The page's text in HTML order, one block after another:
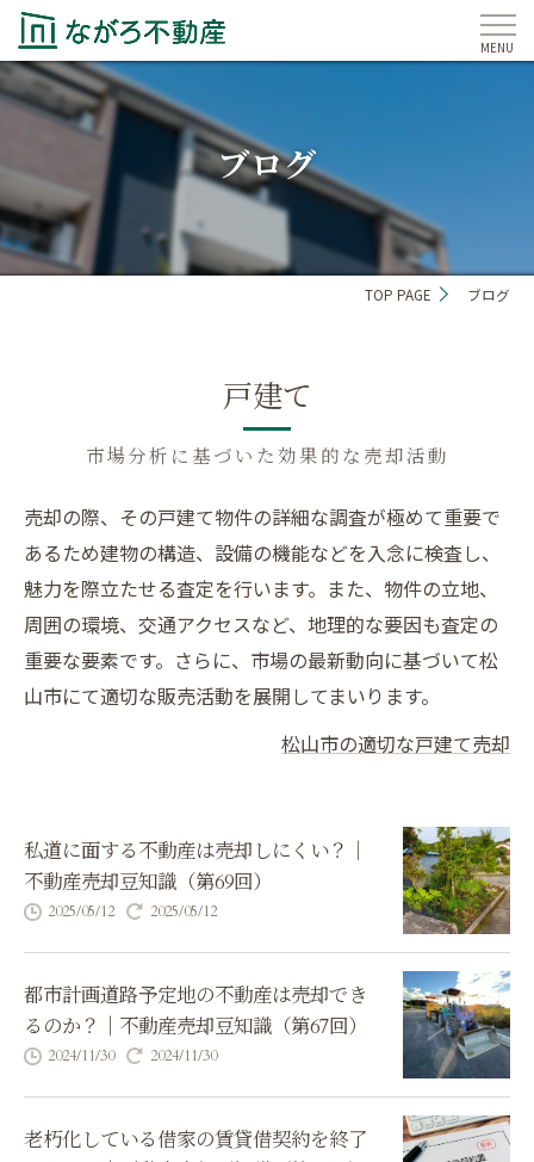
ブログ
TOP PAGE ブログ
戸建て
市場分析に基づいた効果的な売却活動
売却の際、その戸建て物件の詳細な調査が極めて重要で
あるため建物の構造、設備の機能などを入念に検査し、
魅力を際立たせる査定を行います。また、物件の立地、
周囲の環境、交通アクセスなど、地理的な要因も査定の
重要な要素です。さらに、市場の最新動向に基づいて松
山市にて適切な販売活動を展開してまいります。
松山市の適切な戸建て売却
私道に面する不動産は売却しにくい？｜
不動産売却豆知識（第69回）
2025/05/12 2025/05/12
都市計画道路予定地の不動産は売却でき
るのか？｜不動産売却豆知識（第67回）
2024/11/30 2024/11/30
老朽化している借家の賃貸借契約を終了